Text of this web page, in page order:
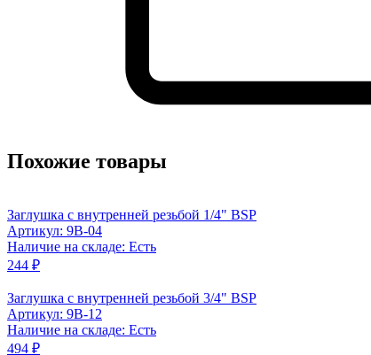
Похожие товары
Заглушка с внутренней резьбой 1/4" BSP
Артикул: 9B-04
Наличие на складе: Есть
244 ₽
Заглушка с внутренней резьбой 3/4" BSP
Артикул: 9B-12
Наличие на складе: Есть
494 ₽